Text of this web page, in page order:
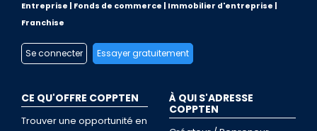
Entreprise | Fonds de commerce | Immobilier d'entreprise |
Franchise
Se connecter Essayer gratuitement
CE QU'OFFRE COPPTEN
Trouver une opportunité en
À QUI S'ADRESSE
COPPTEN